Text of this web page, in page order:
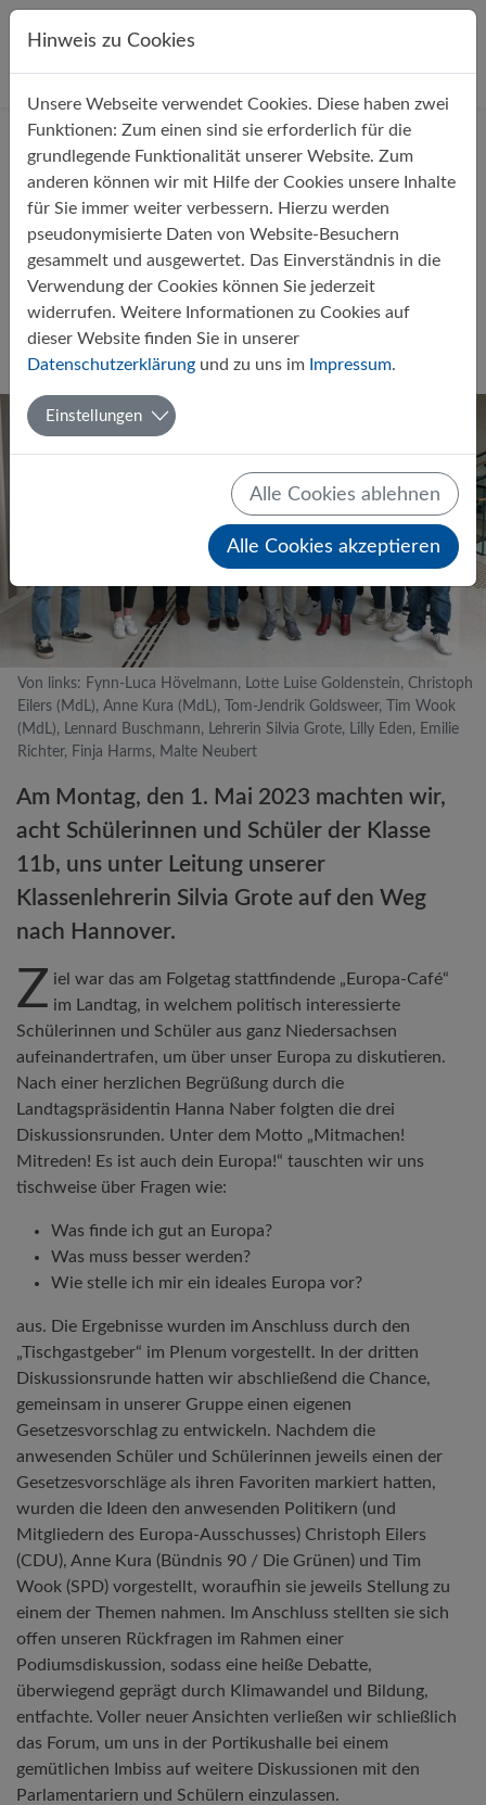
Direkt zur Hauptnavigation springen
Direkt zum Inhalt springen
StartseiteÜber uns Aktuelles
„Europa-Café“ 2023 im
Niedersächsischen Landtag
Von Lilly Eden u. a. (11 b)
03.05.2023
Europaschule
Politik-Wirtschaft
Von links: Fynn-Luca Hövelmann, Lotte Luise Goldenstein, Christoph
Eilers (MdL), Anne Kura (MdL), Tom-Jendrik Goldsweer, Tim Wook
(MdL), Lennard Buschmann, Lehrerin Silvia Grote, Lilly Eden, Emilie
Richter, Finja Harms, Malte Neubert
Am Montag, den 1. Mai 2023 machten wir,
acht Schülerinnen und Schüler der Klasse
11b, uns unter Leitung unserer
Klassenlehrerin Silvia Grote auf den Weg
nach Hannover.
Z iel war das am Folgetag stattfindende „Europa-Café“
im Landtag, in welchem politisch interessierte
Schülerinnen und Schüler aus ganz Niedersachsen
aufeinandertrafen, um über unser Europa zu diskutieren.
Nach einer herzlichen Begrüßung durch die
Landtagspräsidentin Hanna Naber folgten die drei
Diskussionsrunden. Unter dem Motto „Mitmachen!
Mitreden! Es ist auch dein Europa!“ tauschten wir uns
tischweise über Fragen wie:
Was finde ich gut an Europa?
Was muss besser werden?
Wie stelle ich mir ein ideales Europa vor?
aus. Die Ergebnisse wurden im Anschluss durch den
„Tischgastgeber“ im Plenum vorgestellt. In der dritten
Diskussionsrunde hatten wir abschließend die Chance,
gemeinsam in unserer Gruppe einen eigenen
Gesetzesvorschlag zu entwickeln. Nachdem die
anwesenden Schüler und Schülerinnen jeweils einen der
Gesetzesvorschläge als ihren Favoriten markiert hatten,
wurden die Ideen den anwesenden Politikern (und
Mitgliedern des Europa-Ausschusses) Christoph Eilers
(CDU), Anne Kura (Bündnis 90 / Die Grünen) und Tim
Wook (SPD) vorgestellt, woraufhin sie jeweils Stellung zu
einem der Themen nahmen. Im Anschluss stellten sie sich
offen unseren Rückfragen im Rahmen einer
Podiumsdiskussion, sodass eine heiße Debatte,
überwiegend geprägt durch Klimawandel und Bildung,
entfachte. Voller neuer Ansichten verließen wir schließlich
das Forum, um uns in der Portikushalle bei einem
gemütlichen Imbiss auf weitere Diskussionen mit den
Parlamentariern und Schülern einzulassen.
Hinweis zu Cookies
Unsere Webseite verwendet Cookies. Diese haben zwei
Funktionen: Zum einen sind sie erforderlich für die
grundlegende Funktionalität unserer Website. Zum
anderen können wir mit Hilfe der Cookies unsere Inhalte
für Sie immer weiter verbessern. Hierzu werden
pseudonymisierte Daten von Website-Besuchern
gesammelt und ausgewertet. Das Einverständnis in die
Verwendung der Cookies können Sie jederzeit
widerrufen. Weitere Informationen zu Cookies auf
dieser Website finden Sie in unserer
Datenschutzerklärung und zu uns im Impressum.
Einstellungen
Alle Cookies ablehnen
Alle Cookies akzeptieren